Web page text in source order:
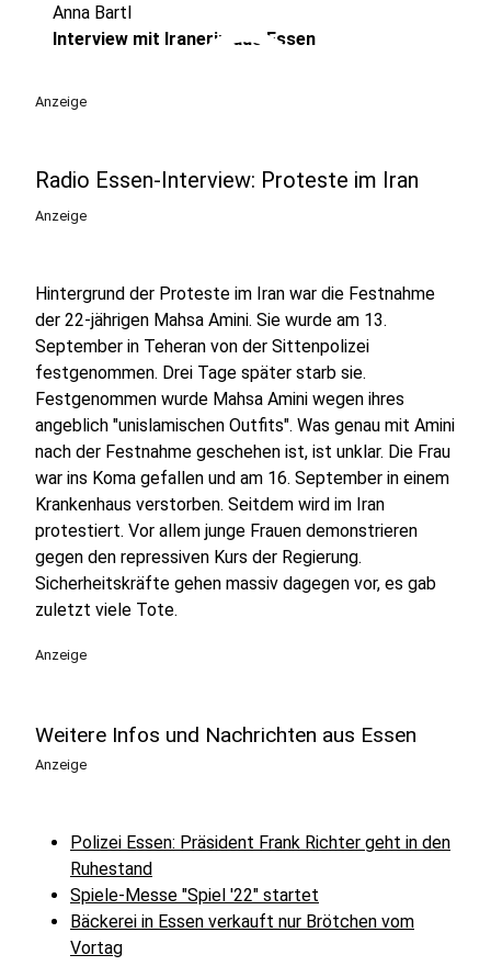
play_circle
Anna Bartl
Interview mit Iranerin aus Essen
Anzeige
Radio Essen-Interview: Proteste im Iran
Anzeige
Hintergrund der Proteste im Iran war die Festnahme
der 22-jährigen Mahsa Amini. Sie wurde am 13.
September in Teheran von der Sittenpolizei
festgenommen. Drei Tage später starb sie.
Festgenommen wurde Mahsa Amini wegen ihres
angeblich "unislamischen Outfits". Was genau mit Amini
nach der Festnahme geschehen ist, ist unklar. Die Frau
war ins Koma gefallen und am 16. September in einem
Krankenhaus verstorben. Seitdem wird im Iran
protestiert. Vor allem junge Frauen demonstrieren
gegen den repressiven Kurs der Regierung.
Sicherheitskräfte gehen massiv dagegen vor, es gab
zuletzt viele Tote.
Anzeige
Weitere Infos und Nachrichten aus Essen
Anzeige
Polizei Essen: Präsident Frank Richter geht in den
Ruhestand
Spiele-Messe "Spiel '22" startet
Bäckerei in Essen verkauft nur Brötchen vom
Vortag